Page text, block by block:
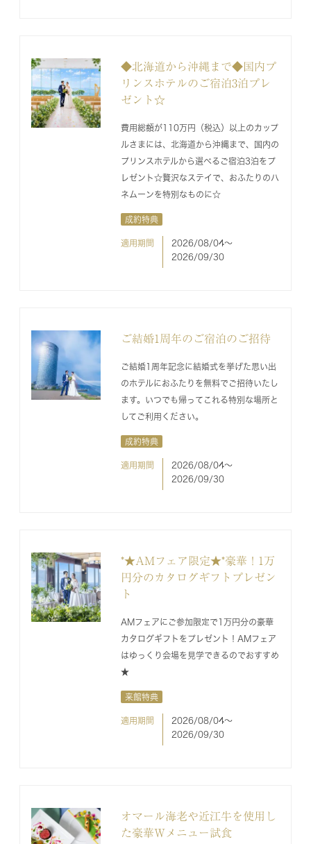
◆北海道から沖縄まで◆国内プ
リンスホテルのご宿泊3泊プレ
ゼント☆
費用総額が110万円（税込）以上のカップ
ルさまには、北海道から沖縄まで、国内の
プリンスホテルから選べるご宿泊3泊をプ
レゼント☆贅沢なステイで、おふたりのハ
ネムーンを特別なものに☆
成約特典
適用期間
2026/08/04〜
2026/09/30
ご結婚1周年のご宿泊のご招待
ご結婚1周年記念に結婚式を挙げた思い出
のホテルにおふたりを無料でご招待いたし
ます。いつでも帰ってこれる特別な場所と
してご利用ください。
成約特典
適用期間
2026/08/04〜
2026/09/30
*★AMフェア限定★*豪華！1万
円分のカタログギフトプレゼン
ト
AMフェアにご参加限定で1万円分の豪華
カタログギフトをプレゼント！AMフェア
はゆっくり会場を見学できるのでおすすめ
★
来館特典
適用期間
2026/08/04〜
2026/09/30
オマール海老や近江牛を使用し
た豪華Wメニュー試食